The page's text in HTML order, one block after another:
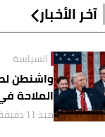
آخر الأخبار
السياسة
واشنطن
الملاحة
منذ 11 دقيقة